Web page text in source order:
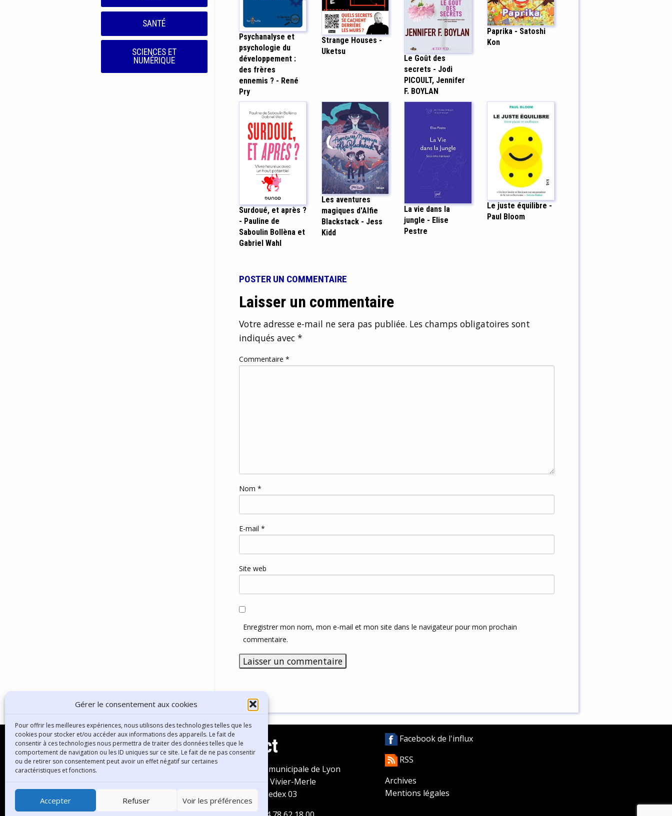
Gérer le consentement aux cookies
Pour offrir les meilleures expériences, nous utilisons des technologies telles que les
cookies pour stocker et/ou accéder aux informations des appareils. Le fait de
consentir à ces technologies nous permettra de traiter des données telles que le
comportement de navigation ou les ID uniques sur ce site. Le fait de ne pas consentir
ou de retirer son consentement peut avoir un effet négatif sur certaines
caractéristiques et fonctions.
Accepter Refuser Voir les préférences
SANTÉ
SCIENCES ET
NUMÉRIQUE
Psychanalyse et
psychologie du
développement :
des frères
ennemis ? - René
Pry
Strange Houses -
Uketsu
Le Goût des
secrets - Jodi
PICOULT, Jennifer
F. BOYLAN
Paprika - Satoshi
Kon
Surdoué, et après ?
- Pauline de
Saboulin Bollèna et
Gabriel Wahl
Les aventures
magiques d'Alfie
Blackstack - Jess
Kidd
La vie dans la
jungle - Elise
Pestre
Le juste équilibre -
Paul Bloom
POSTER UN COMMENTAIRE
Laisser un commentaire
Votre adresse e-mail ne sera pas publiée. Les champs obligatoires sont
indiqués avec *
Commentaire *
Nom *
E-mail *
Site web
Enregistrer mon nom, mon e-mail et mon site dans le navigateur pour mon prochain
commentaire.
Contact
Bibliothèque municipale de Lyon
30 Boulevard Vivier-Merle
69431 Lyon Cedex 03
Facebook de l'influx
RSS
Archives
Mentions légales